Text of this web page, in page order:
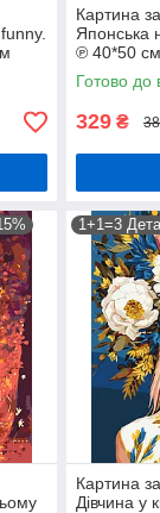
Картина
Японська
℗ 40*50 см
Готово до
329 ₴
1+1=3
Картина
Дівчина у